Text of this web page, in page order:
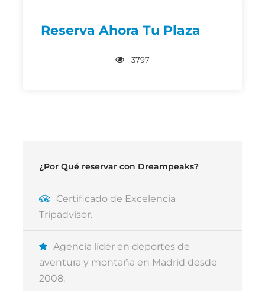
Reserva Ahora Tu Plaza
3797
¿Por Qué reservar con Dreampeaks?
Certificado de Excelencia
Tripadvisor.
Agencia líder en deportes de
aventura y montaña en Madrid desde
2008.
familiares un curso de 2 días de
Nuevo y Reyes o para Cumpleaños, Día
durante todo el año.
Descripción